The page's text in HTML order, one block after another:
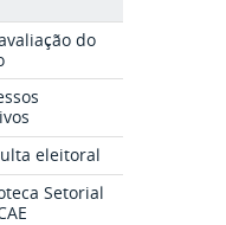
do
eleitoral
Setorial